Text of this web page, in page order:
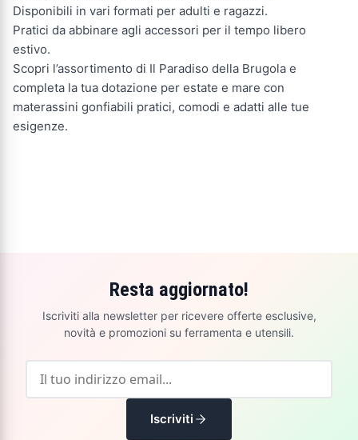
Disponibili in vari formati per adulti e ragazzi.
Pratici da abbinare agli accessori per il tempo libero
estivo.
Scopri l’assortimento di Il Paradiso della Brugola e
completa la tua dotazione per estate e mare con
materassini gonfiabili pratici, comodi e adatti alle tue
esigenze.
Resta aggiornato!
Iscriviti alla newsletter per ricevere offerte esclusive,
novità e promozioni su ferramenta e utensili.
Iscriviti